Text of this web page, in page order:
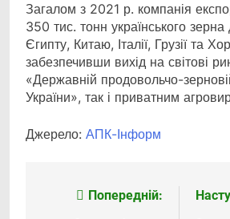
Загалом з 2021 р. компанія
350 тис. тонн українського
Єгипту, Китаю, Італії, Грузії та
забезпечивши вихід на світові
«Державній продовольчо-
України», так і приватним
Джерело: АПК-Інформ
НавігаціяПопередній: